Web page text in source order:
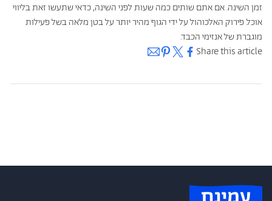
זמן השינה. אם אתם שותים כמה שעות לפני השינה, כדאי שתעשו זאת בליווי
אוכל. פירוק האלכוהול על ידי הגוף מהיר יותר על בטן מלאה בשל פעילות
מוגברת של אנזימי הכבד.
Share this article